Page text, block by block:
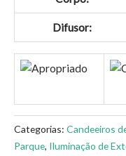
Difusor:
Categorias: Candeeiros
Parque, Iluminação de